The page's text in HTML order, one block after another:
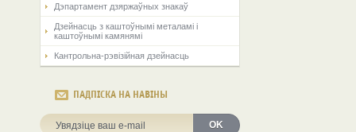
Дэпартамент дзяржаўных знакаў
Дзейнасць з каштоўнымі металамі і
каштоўнымі камянямі
Кантрольна-рэвізійная дзейнасць
ПАДПІСКА НА НАВІНЫ
OK